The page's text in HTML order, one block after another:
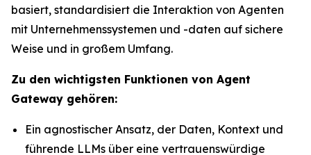
basiert, standardisiert die Interaktion von Agenten
mit Unternehmenssystemen und -daten auf sichere
Weise und in großem Umfang.
Zu den wichtigsten Funktionen von Agent
Gateway gehören:
Ein agnostischer Ansatz, der Daten, Kontext und
führende LLMs über eine vertrauenswürdige